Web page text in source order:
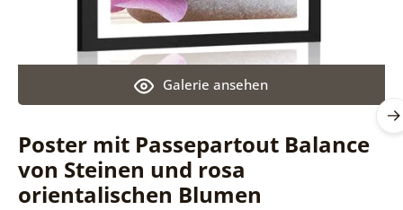
Poster mit Passepartout Balance
von Steinen und rosa
orientalischen Blumen
Galerie ansehen